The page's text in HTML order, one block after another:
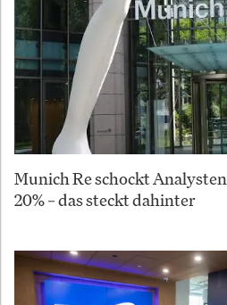
Munich Re schockt
20% – das steckt dahinter